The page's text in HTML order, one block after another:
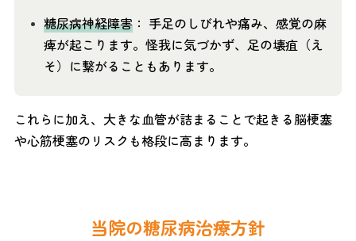
糖尿病神経障害 ： 手足のしびれや痛み、感覚の麻
痺が起こります。怪我に気づかず、足の壊疽（え
そ）に繋がることもあります。
これらに加え、大きな血管が詰まることで起きる脳梗塞
や心筋梗塞のリスクも格段に高まります。
当院の糖尿病治療方針